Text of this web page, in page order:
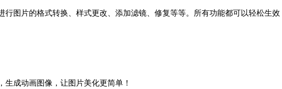
图片的格式转换、样式更改、添加滤镜、修复等等。所有功能都可以轻松生
成动画图像，让图片美化更简单！